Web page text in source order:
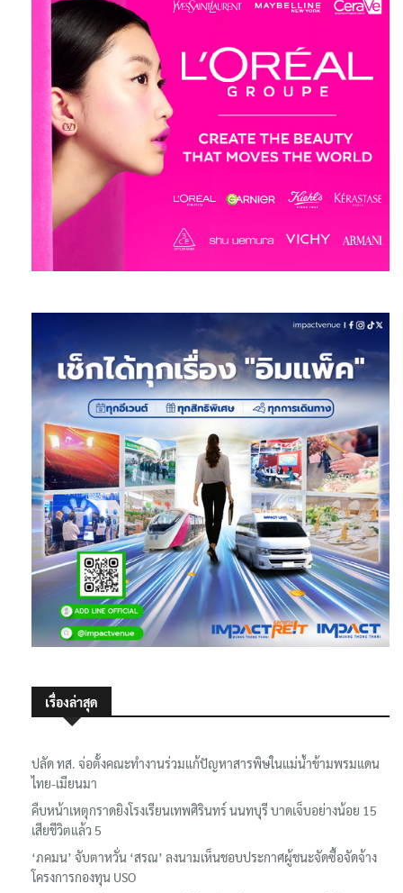
เรื่องล่าสุด
ปลัด ทส. จ่อตั้งคณะทำงานร่วมแก้ปัญหาสารพิษในแม่น้ำข้ามพรมแดน
ไทย-เมียนมา
คืบหน้าเหตุกราดยิงโรงเรียนเทพศิรินทร์ นนทบุรี บาดเจ็บอย่างน้อย 15
เสียชีวิตแล้ว 5
‘ภคมน’ จับตาหวั่น ‘สรณ’ ลงนามเห็นชอบประกาศผู้ชนะจัดซื้อจัดจ้าง
โครงการกองทุน USO